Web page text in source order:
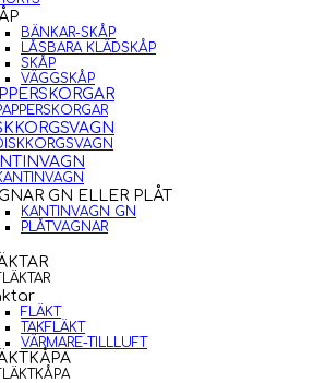
BÄNKAR-SKÅP
LÅSBARA KLÄDSKÅP
SKÅP
VÄGGSKÅP
GN ELLER PLÅT
KANTINVAGN GN
PLÅTVAGNAR
FLÄKT
TAKFLÄKT
VÄRMARE-TILLLUFT